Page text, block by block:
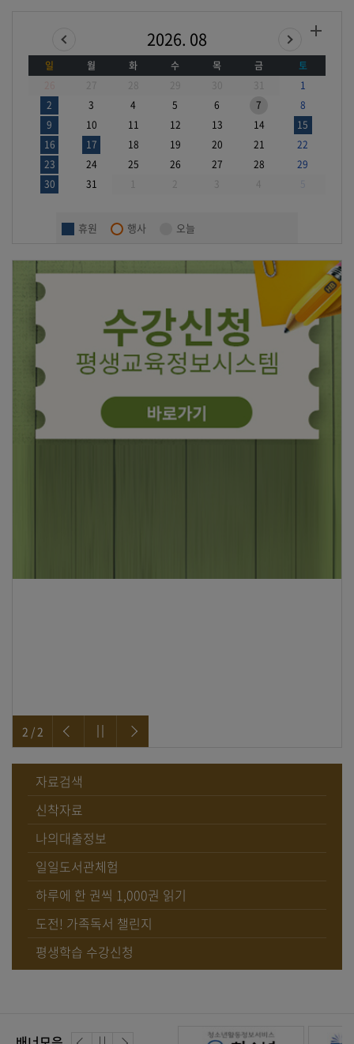
2026. 08
일 월 화 수 목 금
토
28 30 31
1
2
3 4 5 6 7
8
9
10 11 12 13 14
15
16
17 18 19 20 21
22
23
24 25 26 27 28
29
30
31 1 3 4
휴원 행사 오늘
2 / 2
자료검색
신착자료
나의대출정보
일일도서관체험
하루에 한 권씩 1,000권 읽기
도전! 가족독서 챌린지
평생학습 수강신청